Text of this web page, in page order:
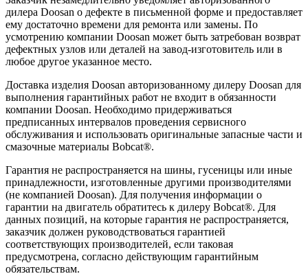
дилера Doosan о дефекте в письменной форме и предоставляет
ему достаточно времени для ремонта или замены. По
усмотрению компании Doosan может быть затребован возврат
дефектных узлов или деталей на завод-изготовитель или в
любое другое указанное место.
Доставка изделия Doosan авторизованному дилеру Doosan для
выполнения гарантийных работ не входит в обязанности
компании Doosan. Необходимо придерживаться
предписанных интервалов проведения сервисного
обслуживания и использовать оригинальные запасные части и
смазочные материалы Bobcat®.
Гарантия не распространяется на шины, гусеницы или иные
принадлежности, изготовленные другими производителями
(не компанией Doosan). Для получения информации о
гарантии на двигатель обратитесь к дилеру Bobcat®. Для
данных позиций, на которые гарантия не распространяется,
заказчик должен руководствоваться гарантией
соответствующих производителей, если таковая
предусмотрена, согласно действующим гарантийным
обязательствам.